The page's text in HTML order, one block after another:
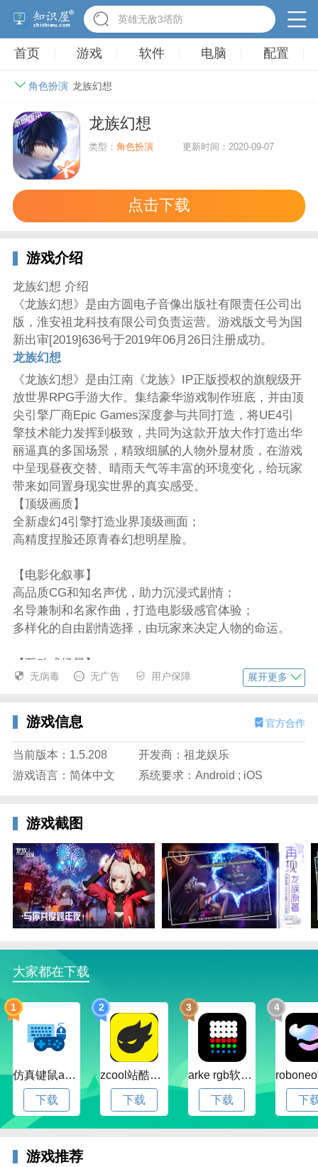
驾考家园手游
首页 游戏 软件 电脑 配置
角色扮演 龙族幻想
龙族幻想
类型：角色扮演 更新时间：2020-09-07
点击下载
游戏介绍
龙族幻想 介绍
《龙族幻想》是由方圆电子音像出版社有限责任公司出
版，淮安祖龙科技有限公司负责运营。游戏版文号为国
新出审[2019]636号于2019年06月26日注册成功。
龙族幻想
《龙族幻想》是由江南《龙族》IP正版授权的旗舰级开
放世界RPG手游大作。集结豪华游戏制作班底，并由顶
尖引擎厂商Epic Games深度参与共同打造，将UE4引
擎技术能力发挥到极致，共同为这款开放大作打造出华
丽逼真的多国场景，精致细腻的人物外显材质，在游戏
中呈现昼夜交替、晴雨天气等丰富的环境变化，给玩家
带来如同置身现实世界的真实感受。
【顶级画质】
全新虚幻4引擎打造业界顶级画面；
高精度捏脸还原青春幻想明星脸。
【电影化叙事】
高品质CG和知名声优，助力沉浸式剧情；
名导兼制和名家作曲，打造电影级感官体验；
多样化的自由剧情选择，由玩家来决定人物的命运。
【互动式场景】
疾行游泳，踏遍山川湖海；
场景动态，体验浪漫秋千。
【神秘异闻】
探索世界，了解NPC背后的过往；
【高策略副本、热血战场】
无处不在的陷阱，诡秘莫测的谜题；
冲进敌阵如风卷残云，外围游走片叶不沾身。
无病毒 无广告 用户保障 展开更多
游戏信息 官方合作
当前版本：1.5.208
开发商：祖龙娱乐
游戏语言：简体中文
系统要求：Android ; iOS
游戏截图
大家都在下载
1
仿真键鼠app官方版下载v1.4.3.58 安卓最新版
下载
2
zcool站酷官方版下载v5.15.0 安卓最新版本
下载
3
arke rgb软件下载v20.0 安卓版
下载
4
下
游戏推荐